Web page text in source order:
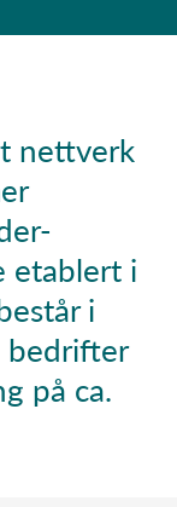
nettverk
etablert i
i
bedrifter
på ca.